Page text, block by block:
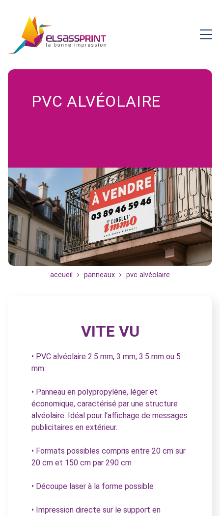
PVC ALVÉOLAIRE
accueil panneaux pvc alvéolaire
VITE VU
• PVC alvéolaire 2.5 mm, 3 mm, 3.5 mm ou 5
mm
• Panneau en polypropylène, léger et
économique, caractérisé par une structure
alvéolaire. Idéal pour l‘affichage de messages
publicitaires en extérieur.
• Formats possibles compris entre 20 cm sur
20 cm et 150 cm par 290 cm
• Découpe laser à la forme possible
• Impression directe sur le support en